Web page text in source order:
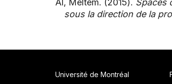
Al, Meltem. (2015). Spaces
sous la direction de la
Université de Montréal